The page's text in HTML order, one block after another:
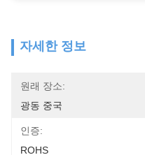
자세한 정보
원래 장소:
광동 중국
인증:
ROHS